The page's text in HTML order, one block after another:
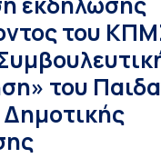
του
του